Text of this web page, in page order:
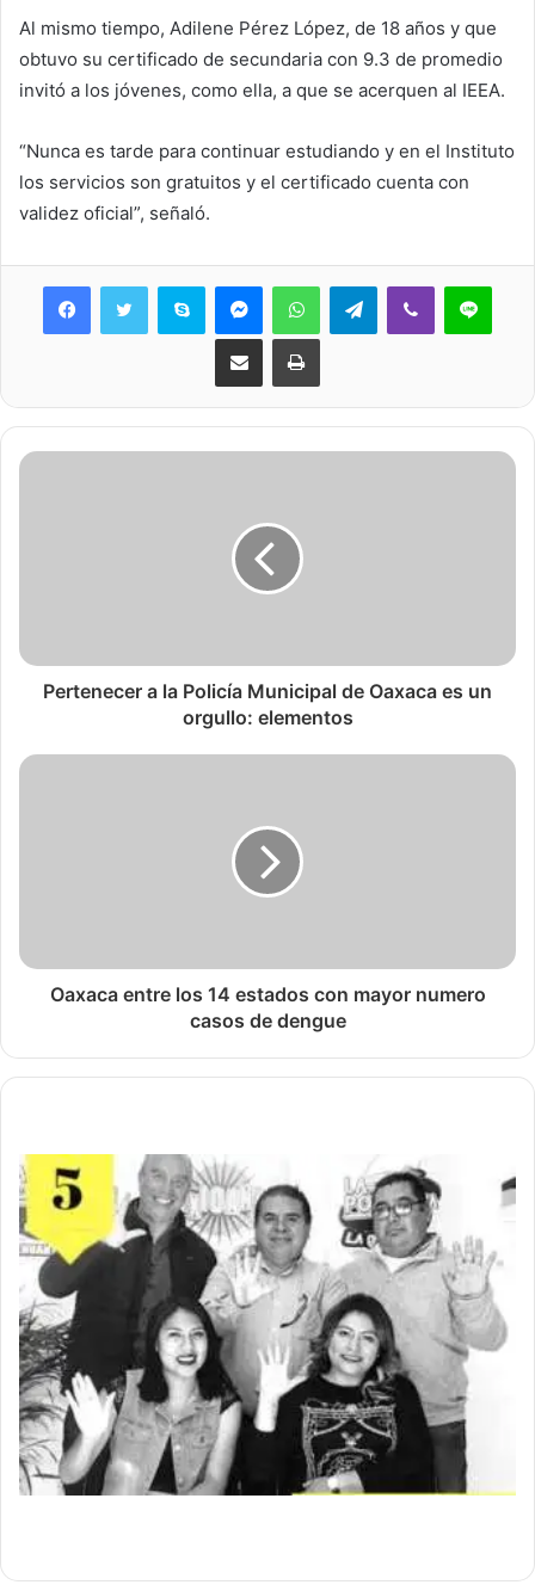
Al mismo tiempo, Adilene Pérez López, de 18 años y que
obtuvo su certificado de secundaria con 9.3 de promedio
invitó a los jóvenes, como ella, a que se acerquen al IEEA.
“Nunca es tarde para continuar estudiando y en el Instituto
los servicios son gratuitos y el certificado cuenta con
validez oficial”, señaló.
Skype MessengerWhatsAppTelegramViber Line
Share via Email Print
Pertenecer a la Policía Municipal de Oaxaca es un
orgullo: elementos
Oaxaca entre los 14 estados con mayor numero
casos de dengue